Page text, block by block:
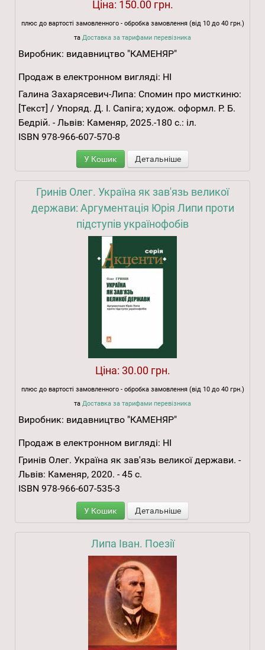
Ціна: 150.00 грн.
плюс до вартості замовленного - обробка замовлення (від 10 до 40 грн.)
та Доставка за тарифами перевізника
Виробник: видавництво "КАМЕНЯР"
Продаж в електронном вигляді: НІ
Галина Захарясевич-Липа: Спомин про мисткиню:
[Текст] / Упоряд. Д. І. Сапіга; худож. оформл. Р. Б.
Бедрій. - Львів: Каменяр, 2025.-180 с.: іл.
ISBN 978-966-607-570-8
У Кошик Детальніше
Гринів Олег. Україна як зав'язь великої
держави: Аргументація Юрія Липи проти
підступів українофобів
Ціна: 30.00 грн.
плюс до вартості замовленного - обробка замовлення (від 10 до 40 грн.)
та Доставка за тарифами перевізника
Виробник: видавництво "КАМЕНЯР"
Продаж в електронном вигляді: НІ
Гринів Олег. Україна як зав'язь великої держави. -
Львів: Каменяр, 2020. - 45 с.
ISBN 978-966-607-535-3
У Кошик Детальніше
Липа Іван. Поезії